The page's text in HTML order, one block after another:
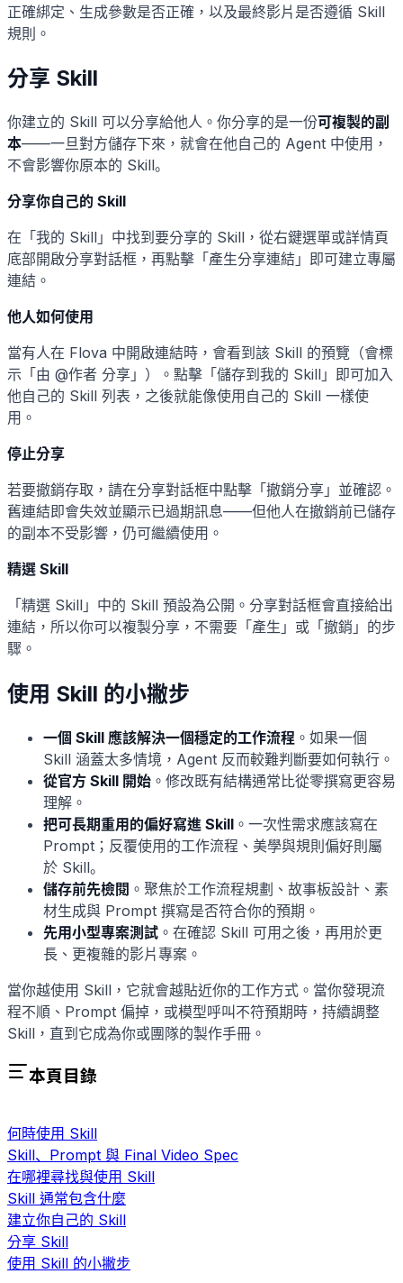
正確綁定、生成參數是否正確，以及最終影片是否遵循 Skill
規則。
分享 Skill
你建立的 Skill 可以分享給他人。你分享的是一份可複製的副
本——一旦對方儲存下來，就會在他自己的 Agent 中使用，
不會影響你原本的 Skill。
分享你自己的 Skill
在「我的 Skill」中找到要分享的 Skill，從右鍵選單或詳情頁
底部開啟分享對話框，再點擊「產生分享連結」即可建立專屬
連結。
他人如何使用
當有人在 Flova 中開啟連結時，會看到該 Skill 的預覽（會標
示「由 @作者 分享」）。點擊「儲存到我的 Skill」即可加入
他自己的 Skill 列表，之後就能像使用自己的 Skill 一樣使
用。
停止分享
若要撤銷存取，請在分享對話框中點擊「撤銷分享」並確認。
舊連結即會失效並顯示已過期訊息——但他人在撤銷前已儲存
的副本不受影響，仍可繼續使用。
精選 Skill
「精選 Skill」中的 Skill 預設為公開。分享對話框會直接給出
連結，所以你可以複製分享，不需要「產生」或「撤銷」的步
驟。
使用 Skill 的小撇步
一個 Skill 應該解決一個穩定的工作流程 。如果一個
Skill 涵蓋太多情境，Agent 反而較難判斷要如何執行。
從官方 Skill 開始 。修改既有結構通常比從零撰寫更容易
理解。
把可長期重用的偏好寫進 Skill 。一次性需求應該寫在
Prompt；反覆使用的工作流程、美學與規則偏好則屬
於 Skill。
儲存前先檢閱 。聚焦於工作流程規劃、故事板設計、素
材生成與 Prompt 撰寫是否符合你的預期。
先用小型專案測試 。在確認 Skill 可用之後，再用於更
長、更複雜的影片專案。
當你越使用 Skill，它就會越貼近你的工作方式。當你發現流
程不順、Prompt 偏掉，或模型呼叫不符預期時，持續調整
Skill，直到它成為你或團隊的製作手冊。
本頁目錄
何時使用 Skill
Skill、Prompt 與 Final Video Spec
在哪裡尋找與使用 Skill
Skill 通常包含什麼
建立你自己的 Skill
分享 Skill
使用 Skill 的小撇步